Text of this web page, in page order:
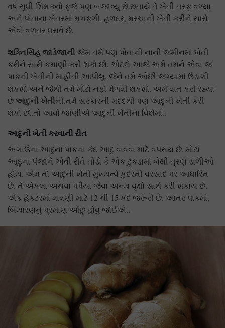
વર્ષ સુધી શિક્ષકનો ફર્જ પણ બજાવ્યુ છે.છતાયે તે ખેતી તરફ વળ્યા
અને પોતાના ખેતરમાં મગફળી, હળદર, મરચાની ખેતી કરીને સારો
એવો વળતર ધરાવે છે.
શક્તિસિંહ જાડેજાની જેમ તમે પણ પોતાની નાની જમીનમાં ખેતી
કરીને સારી કમાણી કરી શકો છો. એટલે આજે અમે તમને એવા જ
પાકની ખેતીની માહીતી આપીશુ. જેને તમે ઓછી જગ્યામાં ઉડાગી
શકશો અને જેથી તમે મોટો નફો મેળવી શકશો. અમે વાત કરી રહ્યા
છે આદુની ખેતીની.તમે સરકારની મદદથી પણ આદુની ખેતી કરી
શકો છો.તો આવો જાણીએ આદુની ખેતીના વિશેમાં..
આદુની ખેતી કરવાની રીત
અગાઉના આદુના પાકના કંદ આદુ વાવવા માટે વપરાય છે. મોટા
આદુના પંજાને એવી રીતે તોડો કે એક ટુકડામાં બેથી ત્રણ ડાળીઓ
હોય. એમ તો આદુની ખેતી મુખ્યત્વે કુદરતી વરસાદ પર આધારિત
છે. તે એકલા અથવા પપૈયા જેવા અન્ય વૃક્ષો સાથે કરી શકાય છે.
એક હેક્ટરમાં વાવણી માટે 12 થી 15 કંદ જરૂરી છે. આંતર પાકમાં,
બિયારણનું પ્રમાણ ઓછું હોવુ જોઈએ..